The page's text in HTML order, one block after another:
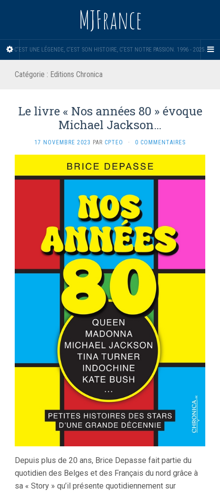
MJFrance
C'EST UNE LÉGENDE, C'EST SON HISTOIRE, C'EST NOTRE PASSION. 1996 - 2025.
Catégorie : Editions Chronica
Le livre « Nos années 80 » évoque
Michael Jackson…
17 NOVEMBRE 2023 PAR CPTEO · 0 COMMENTAIRES
Depuis plus de 20 ans, Brice Depasse fait partie du
quotidien des Belges et des Français du nord grâce à
sa « Story » qu’il présente quotidiennement sur